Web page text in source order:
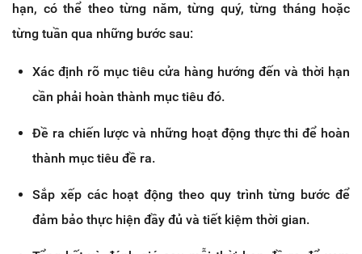
hạn, có thể theo từng năm, từng quý, từng tháng hoặc
từng tuần qua những bước sau:
Xác định rõ mục tiêu cửa hàng hướng đến và thời hạn
cần phải hoàn thành mục tiêu đó.
Đề ra chiến lược và những hoạt động thực thi để hoàn
thành mục tiêu đề ra.
Sắp xếp các hoạt động theo quy trình từng bước để
đảm bảo thực hiện đầy đủ và tiết kiệm thời gian.